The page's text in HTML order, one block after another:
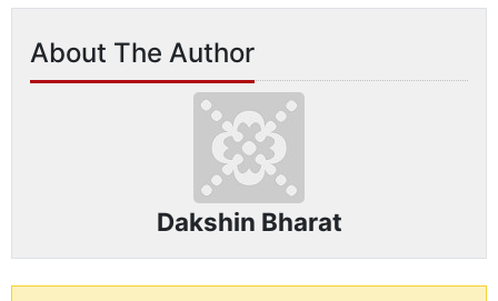
About The Author
Dakshin Bharat